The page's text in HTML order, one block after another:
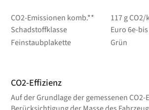
CO2-Emissionen komb.**
117 g CO2/
Schadstoffklasse
Euro 6e-bis
Feinstaubplakette
Grün
CO2-Effizienz
Auf der Grundlage der gemessenen